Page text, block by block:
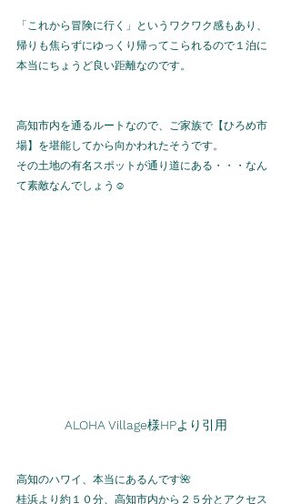
「これから冒険に行く」というワクワク感もあり、
帰りも焦らずにゆっくり帰ってこられるので１泊に
本当にちょうど良い距離なのです。
高知市内を通るルートなので、ご家族で【ひろめ市
場】を堪能してから向かわれたそうです。
その土地の有名スポットが通り道にある・・・なん
て素敵なんでしょう☺️
ALOHA Village様HPより引用
高知のハワイ、本当にあるんです🌺
桂浜より約１０分、高知市内から２５分とアクセス